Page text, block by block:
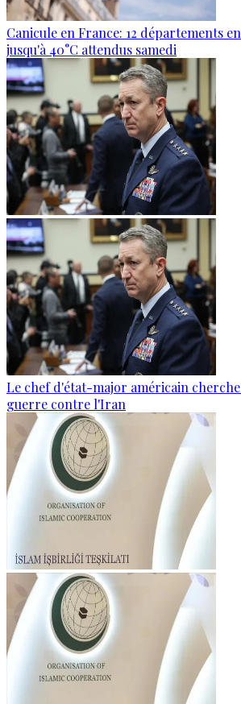
Canicule en France: 12 départements
jusqu'à 40°C attendus samedi
Le chef d'état-major américain
guerre contre l'Iran